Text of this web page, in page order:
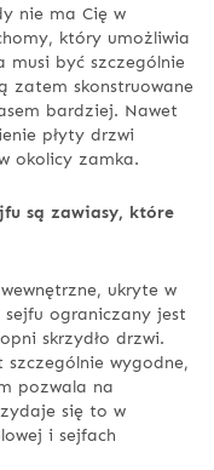
nie ma Cię w
który umożliwia
musi być szczególnie
zatem skonstruowane
bardziej. Nawet
płyty drzwi
okolicy zamka.
są zawiasy, które
ukryte w
ograniczany jest
skrzydło drzwi.
wygodne,
pozwala na
się to w
i sejfach